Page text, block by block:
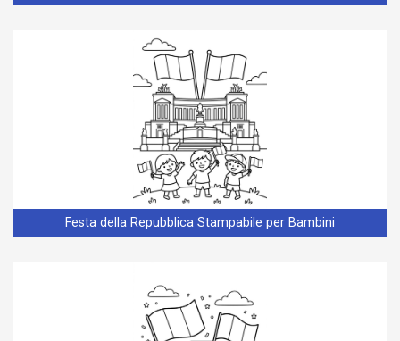
Festa della Repubblica Stampabile per Bambini